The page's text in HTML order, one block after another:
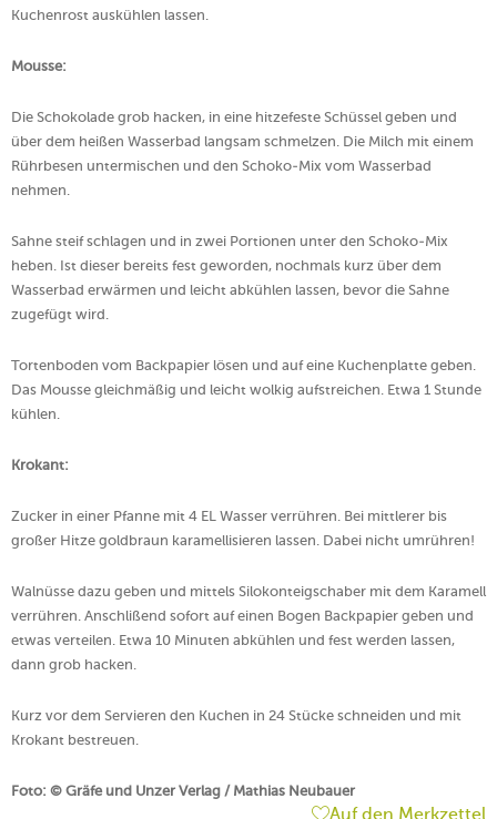
Kuchenrost auskühlen lassen.
Mousse:
Die Schokolade grob hacken, in eine hitzefeste Schüssel geben und
über dem heißen Wasserbad langsam schmelzen. Die Milch mit einem
Rührbesen untermischen und den Schoko-Mix vom Wasserbad
nehmen.
Sahne steif schlagen und in zwei Portionen unter den Schoko-Mix
heben. Ist dieser bereits fest geworden, nochmals kurz über dem
Wasserbad erwärmen und leicht abkühlen lassen, bevor die Sahne
zugefügt wird.
Tortenboden vom Backpapier lösen und auf eine Kuchenplatte geben.
Das Mousse gleichmäßig und leicht wolkig aufstreichen. Etwa 1 Stunde
kühlen.
Krokant:
Zucker in einer Pfanne mit 4 EL Wasser verrühren. Bei mittlerer bis
großer Hitze goldbraun karamellisieren lassen. Dabei nicht umrühren!
Walnüsse dazu geben und mittels Silokonteigschaber mit dem Karamell
verrühren. Anschlißend sofort auf einen Bogen Backpapier geben und
etwas verteilen. Etwa 10 Minuten abkühlen und fest werden lassen,
dann grob hacken.
Kurz vor dem Servieren den Kuchen in 24 Stücke schneiden und mit
Krokant bestreuen.
Foto: © Gräfe und Unzer Verlag / Mathias Neubauer
Auf den Merkzettel